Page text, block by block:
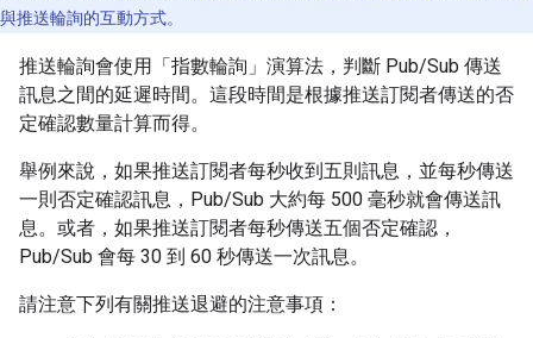
與推送輪詢的互動方式。
推送輪詢會使用「指數輪詢」 演算法，判斷 Pub/Sub 傳送
訊息之間的延遲時間。這段時間是根據推送訂閱者傳送的否
定確認數量計算而得。
舉例來說，如果推送訂閱者每秒收到五則訊息，並每秒傳送
一則否定確認訊息，Pub/Sub 大約每 500 毫秒就會傳送訊
息。或者，如果推送訂閱者每秒傳送五個否定確認，
Pub/Sub 會每 30 到 60 秒傳送一次訊息。
請注意下列有關推送退避的注意事項：